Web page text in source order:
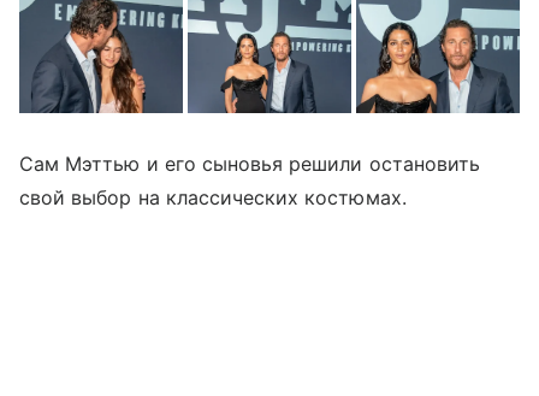
Сам Мэттью и его сыновья решили остановить
свой выбор на классических костюмах.